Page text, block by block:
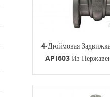
4-Дюймовая
API603 Из